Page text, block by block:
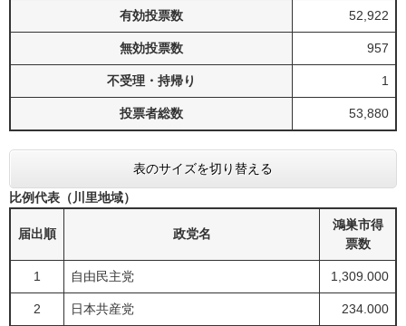
有効投票数
52,922
無効投票数 957
不受理・持帰り 1
投票者総数 53,880
表のサイズを切り替える
比例代表（川里地域）
届出順 政党名
鴻巣市得
票数
1 自由民主党 1,309.000
2 日本共産党 234.000